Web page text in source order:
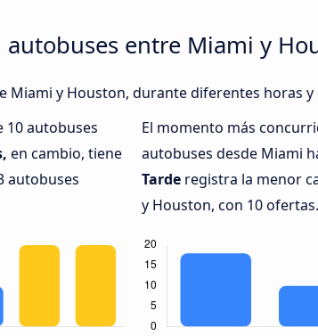
autobuses entre Miami y
Miami y Houston, durante diferentes horas y
10 autobuses
en cambio, tiene
autobuses
El momento más
autobuses desde Miami
Tarde registra la menor
y Houston, con 10 ofertas.